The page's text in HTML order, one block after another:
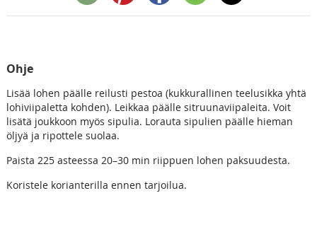
Ohje
Lisää lohen päälle reilusti pestoa (kukkurallinen teelusikka yhtä
lohiviipaletta kohden). Leikkaa päälle sitruunaviipaleita. Voit
lisätä joukkoon myös sipulia. Lorauta sipulien päälle hieman
öljyä ja ripottele suolaa.
Paista 225 asteessa 20–30 min riippuen lohen paksuudesta.
Koristele korianterilla ennen tarjoilua.